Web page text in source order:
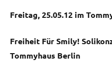
Freitag, 25.05.12 im
Freiheit Für Smily!
Tommyhaus Berlin